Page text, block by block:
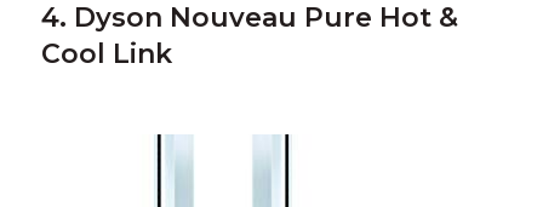
4. Dyson Nouveau Pure Hot &
Cool Link